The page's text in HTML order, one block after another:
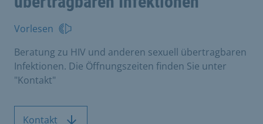
Vorlesen
Beratung zu HIV und anderen sexuell übertragbaren
Infektionen. Die Öffnungszeiten finden Sie unter
"Kontakt"
Kontakt